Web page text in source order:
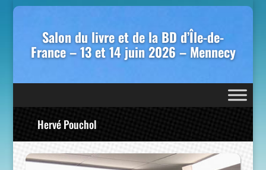
Salon du livre et de la BD d’Île-de-
France – 13 et 14 juin 2026 – Mennecy
Hervé Pouchol